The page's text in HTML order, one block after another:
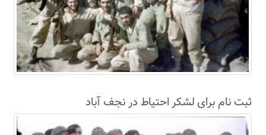
ثبت نام برای لشکر احتیاط در نجف آباد